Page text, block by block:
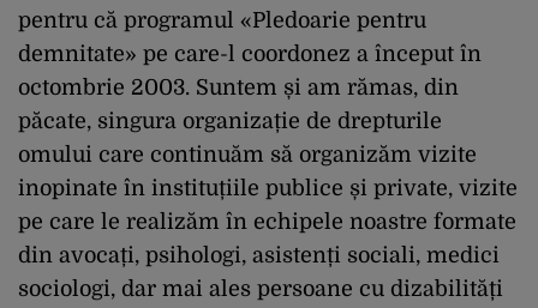
pentru că programul «Pledoarie pentru
demnitate» pe care-l coordonez a început în
octombrie 2003. Suntem și am rămas, din
păcate, singura organizație de drepturile
omului care continuăm să organizăm vizite
inopinate în instituțiile publice și private, vizite
pe care le realizăm în echipele noastre formate
din avocați, psihologi, asistenți sociali, medici
sociologi, dar mai ales persoane cu dizabilități